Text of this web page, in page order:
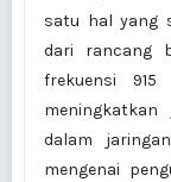
satu hal yang
dari rancang
frekuensi
dalam
mengenai